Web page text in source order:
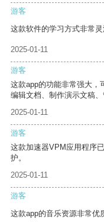
游客
这款软件的学习方式非常
2025-01-11
游客
这款app的功能非常强大，
编辑文档、制作演示文稿、
2025-01-11
游客
这款加速器VPM应用程序
护。
2025-01-11
游客
这款app的音乐资源非常优